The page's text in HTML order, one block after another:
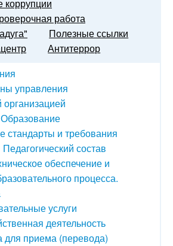
коррупции
работа
Полезные ссылки
Антитеррор
управления
организацией
Образование
стандарты и требования
Педагогический состав
обеспечение и
процесса.
услуги
деятельность
для приема (перевода)